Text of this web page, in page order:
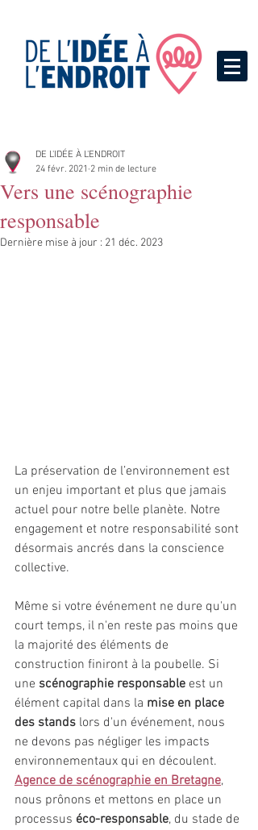
Vers une scénographie
responsable
DE L'IDÉE À L'ENDROIT
24 févr. 2021 2 min de lecture
Dernière mise à jour : 21 déc. 2023
La préservation de l’environnement est
un enjeu important et plus que jamais
actuel pour notre belle planète. Notre
engagement et notre responsabilité sont
désormais ancrés dans la conscience
collective.
Même si votre événement ne dure qu'un
court temps, il n'en reste pas moins que
la majorité des éléments de
construction finiront à la poubelle. Si
une scénographie responsable est un
élément capital dans la mise en place
des stands lors d'un événement, nous
ne devons pas négliger les impacts
environnementaux qui en découlent.
Agence de scénographie en Bretagne,
nous prônons et mettons en place un
processus éco-responsable, du stade de